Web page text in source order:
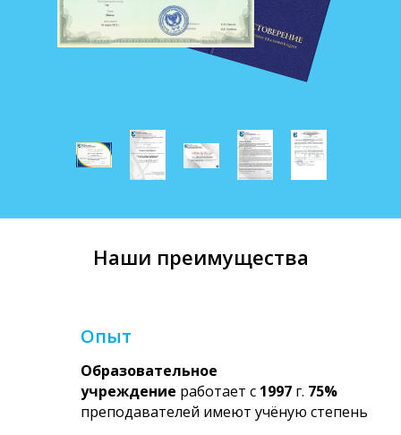
Наши преимущества
Опыт
Образовательное
учреждение работает с 1997 г. 75%
преподавателей имеют учёную степень